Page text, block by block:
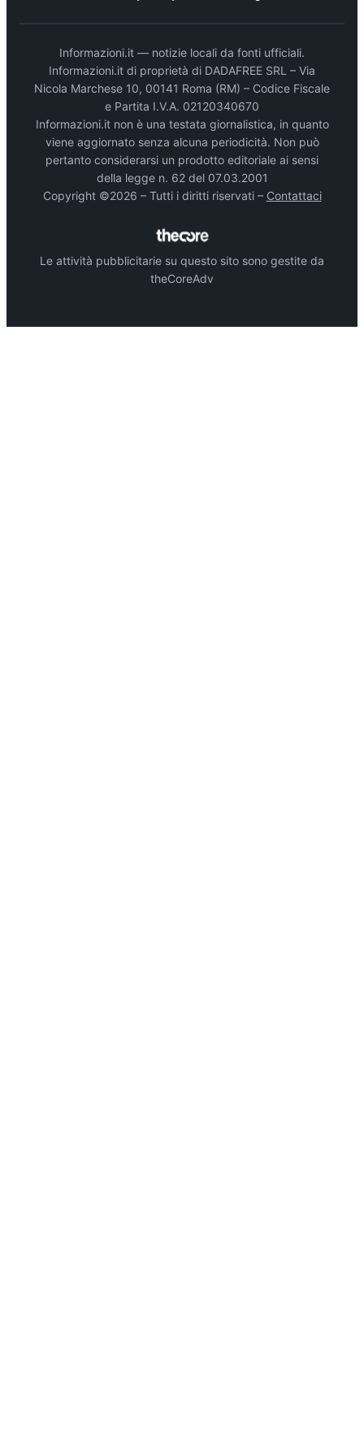
Informazioni.it — notizie locali da fonti ufficiali.
Informazioni.it di proprietà di DADAFREE SRL – Via
Nicola Marchese 10, 00141 Roma (RM) – Codice Fiscale
e Partita I.V.A. 02120340670
Informazioni.it non è una testata giornalistica, in quanto
viene aggiornato senza alcuna periodicità. Non può
pertanto considerarsi un prodotto editoriale ai sensi
della legge n. 62 del 07.03.2001
Copyright ©2026 – Tutti i diritti riservati – Contattaci
Le attività pubblicitarie su questo sito sono gestite da
theCoreAdv